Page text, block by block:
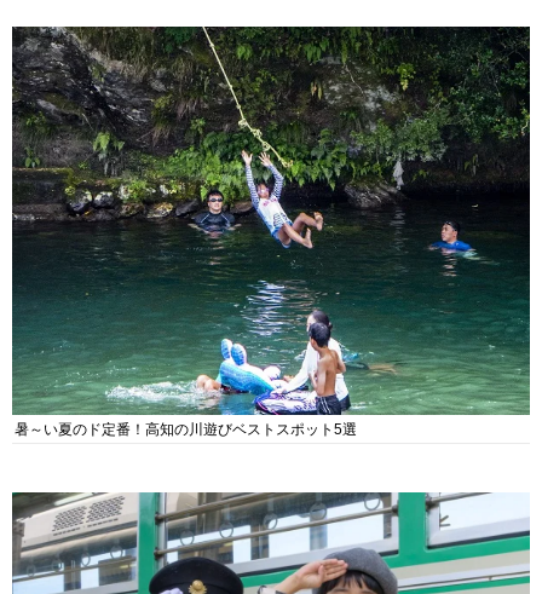
暑～い夏のド定番！高知の川遊びベストスポット5選